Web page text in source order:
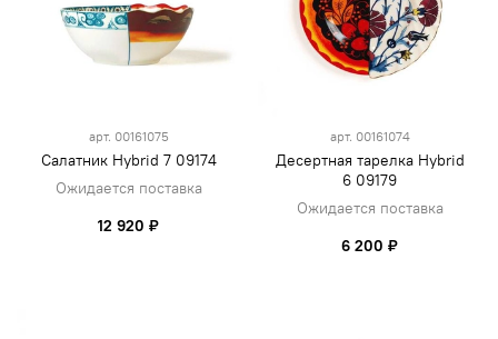
арт. 00161075
Салатник Hybrid 7 09174
Ожидается поставка
12 920 ₽
арт. 00161074
Десертная тарелка Hybrid
6 09179
Ожидается поставка
6 200 ₽